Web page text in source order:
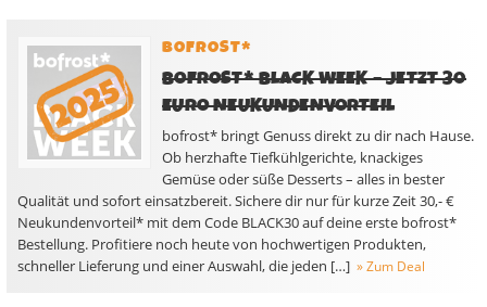
BOFROST*
BOFROST* BLACK WEEK – JETZT 30
EURO NEUKUNDENVORTEIL
bofrost* bringt Genuss direkt zu dir nach Hause.
Ob herzhafte Tiefkühlgerichte, knackiges
Gemüse oder süße Desserts – alles in bester
Qualität und sofort einsatzbereit. Sichere dir nur für kurze Zeit 30,- €
Neukundenvorteil* mit dem Code BLACK30 auf deine erste bofrost*
Bestellung. Profitiere noch heute von hochwertigen Produkten,
schneller Lieferung und einer Auswahl, die jeden […] » Zum Deal